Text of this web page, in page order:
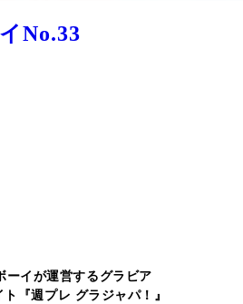
No.33
ーイが運営するグラビア
『週プレ グラジャパ！』